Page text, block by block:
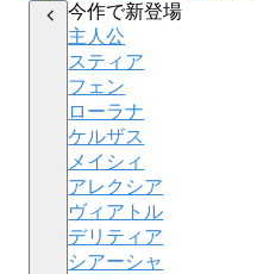
今作で新登場
主人公
スティア
フェン
ローラナ
ケルザス
メイシィ
アレクシア
ヴィアトル
デリティア
シアーシャ